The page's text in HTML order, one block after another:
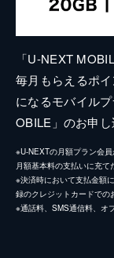
「U-NEXT
毎月もらえるポ
になるモバイル
OBILE」のお申し
※U-NEXTの月額プラン会
月額基本料の支払いに充て
※決済時において支払金額
録のクレジットカードでの
※通話料、SMS通信料、オ